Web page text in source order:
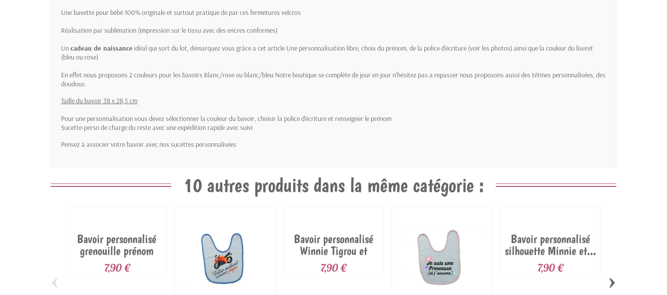
Une bavette pour bébé 100% originale et surtout pratique de par ces fermetures velcros
Réalisation par sublimation (impression sur le tissu avec des encres conformes)
Uncadeau de naissance idéal qui sort du lot, démarquez vous grâce a cet article Une personnalisation libre, choix du prénom, de la police d'écriture (voir les photos) ainsi que la couleur du liseret
(bleu ou rose)
En effet nous proposons 2 couleurs pour les bavoirs Blanc/rose ou blanc/bleu Notre boutique se complète de jour en jour n'hésitez pas a repasser nous proposons aussi des tétines personnalisées, des
doudous
Taille du bavoir 38 x 28,5 cm
Pour une personnalisation vous devez sélectionner la couleur du bavoir, choisir la police d'écriture et renseigner le prénom
Sucette-perso de charge du reste avec une expédition rapide avec suivi
Pensez à associer votre bavoir avec nos sucettes personnalisées
10 autres produits dans la même catégorie :
Bavoir personnalisé
grenouille prénom
7,90 €
Bavoir personnalisé
Winnie Tigrou et
prénom
7,90 €
Bavoir personnalisé
silhouette Minnie et...
7,90 €
‹ ›